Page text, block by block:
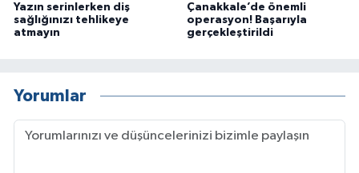
Yazın serinlerken diş
sağlığınızı tehlikeye
atmayın
Çanakkale’de önemli
operasyon! Başarıyla
gerçekleştirildi
Yorumlar